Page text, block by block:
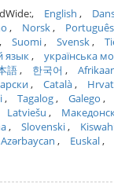
English
Norsk Português
Suomi Svensk
язык українська
語 한국어
Català
Tagalog Galego
Latviešu
Slovenski
Azərbaycan Euskal